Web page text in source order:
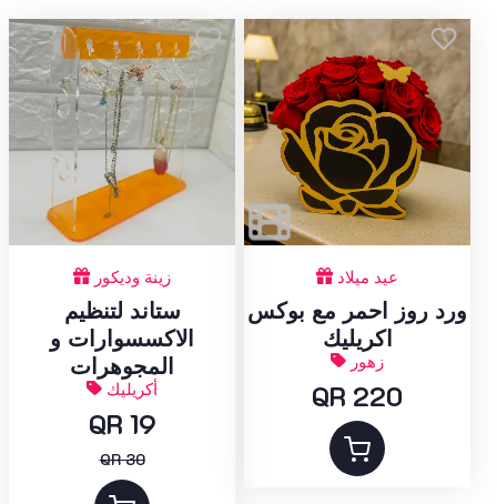
زينة وديكور
ستاند لتنظيم
الاكسسوارات و
المجوهرات
أكريليك
QR 19
QR 30
عيد ميلاد
ورد روز احمر مع بوكس
اكريليك
زهور
QR 220